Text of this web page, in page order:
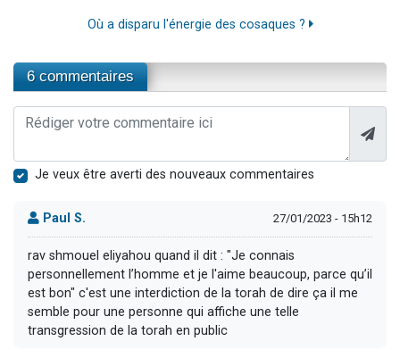
Où a disparu l'énergie des cosaques ?
6 commentaires
Je veux être averti des nouveaux commentaires
Paul S. 27/01/2023 - 15h12
rav shmouel eliyahou quand il dit : "Je connais
personnellement l’homme et je l'aime beaucoup, parce qu’il
est bon" c'est une interdiction de la torah de dire ça il me
semble pour une personne qui affiche une telle
transgression de la torah en public